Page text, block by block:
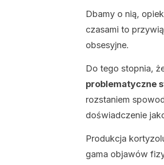
Dbamy o nią,
czasami to
obsesyjne.
Do tego stopnia,
problematyczne
rozstaniem
doświadczenie
Produkcja
gama objawów